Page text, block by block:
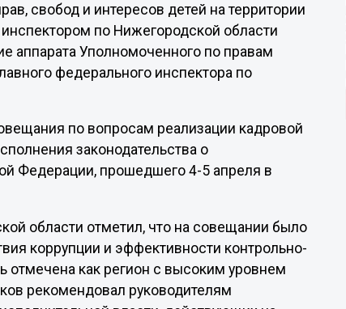
свобод и интересов детей на территории
по Нижегородской области
аппарата Уполномоченного по правам
федерального инспектора по
по вопросам реализации кадровой
законодательства о
Федерации, прошедшего 4-5 апреля в
области отметил, что на совещании было
коррупции и эффективности контрольно-
отмечена как регион с высоким уровнем
рекомендовал руководителям